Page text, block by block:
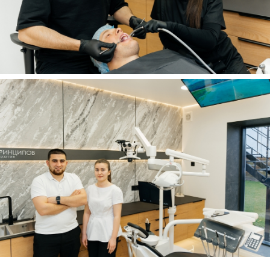
Индивидуальный подход